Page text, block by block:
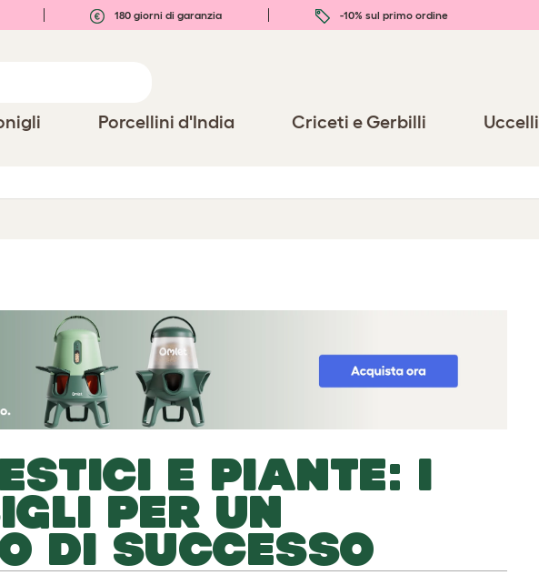
180 giorni di garanzia -10% sul primo ordine
Porcellini d'India Criceti e Gerbilli Uccelli
E PIANTE: I
PER UN
DI SUCCESSO